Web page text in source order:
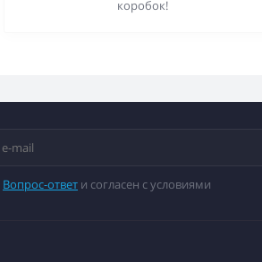
коробок!
Вопрос-ответ и согласен с условиями